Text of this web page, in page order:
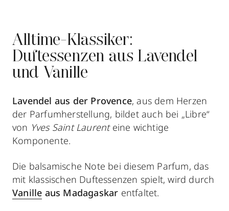
Alltime-Klassiker:
Duftessenzen aus Lavendel
und Vanille
Lavendel aus der Provence, aus dem Herzen
der Parfumherstellung, bildet auch bei „Libre“
von Yves Saint Laurenteine wichtige
Komponente.
Die balsamische Note bei diesem Parfum, das
mit klassischen Duftessenzen spielt, wird durch
Vanille aus Madagaskar entfaltet.